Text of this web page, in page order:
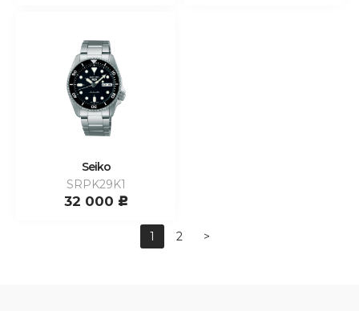
Seiko
SRPK29K1
32 000 c
1 2 >